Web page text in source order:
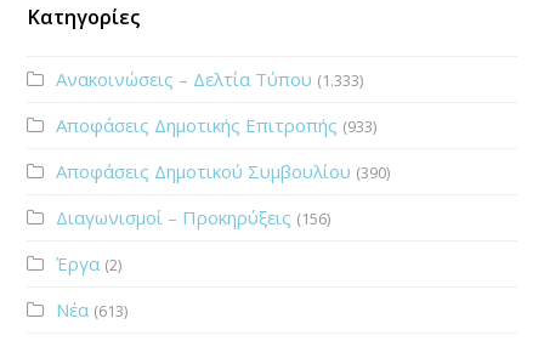
Κατηγορίες
Ανακοινώσεις – Δελτία Τύπου (1.333)
Αποφάσεις Δημοτικής Επιτροπής (933)
Αποφάσεις Δημοτικού Συμβουλίου (390)
Διαγωνισμοί – Προκηρύξεις (156)
Έργα (2)
Νέα (613)